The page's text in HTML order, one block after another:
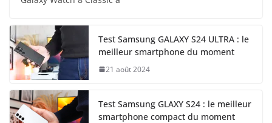
Test Samsung GALAXY S24 ULTRA : le
meilleur smartphone du moment
21 août 2024
Test Samsung GLAXY S24 : le meilleur
smartphone compact du moment